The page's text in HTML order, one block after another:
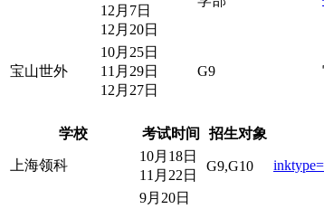
12月7日
12月20日
宝山世外
10月25日
11月29日
12月27日
G9
学校
考试时间 招生对象
上海领科
10月18日
11月22日
G9,G10
9月20日